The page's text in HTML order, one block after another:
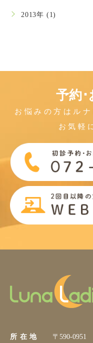
2013年 (1)
予約･
お悩みの方はル
お気軽
所 在 地
〒590-0951